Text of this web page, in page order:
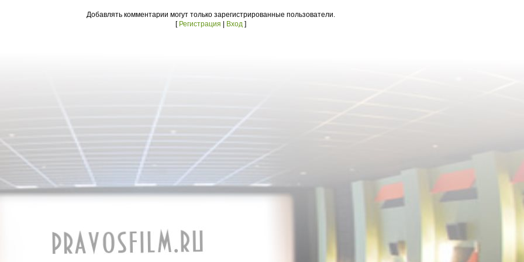
Добавлять комментарии могут только зарегистрированные пользователи.
[ Регистрация Вход ]